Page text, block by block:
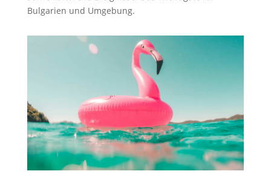
Bulgarien und Umgebung.